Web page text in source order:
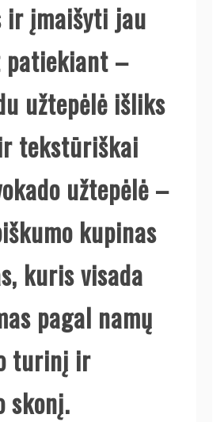
ir įmaišyti jau
patiekiant –
užtepėlė išliks
tekstūriškai
užtepėlė –
kupinas
kuris visada
pagal namų
turinį ir
skonį.